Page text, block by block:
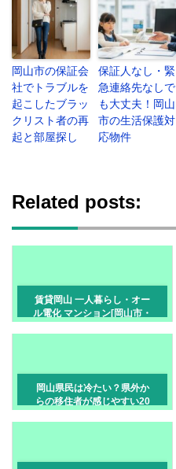
岡山市の保証会
社でトラブルを
起こしたブラッ
クリスト者の再
起と部屋探し
保証人なし・緊
急連絡先なしで
も大丈夫！岡山
市の生活保護対
応物件
Related posts:
賃貸岡山 一人暮らし・オー
ル電化 マンション[岡山市・
岡山県民は冷たい？県外か
らの移住者が感じやすい20